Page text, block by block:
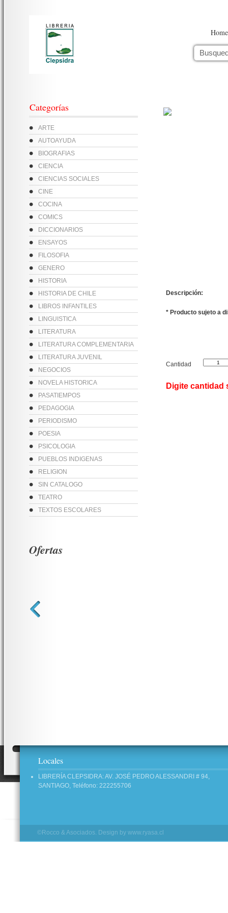
Home
Categorías
ARTE
AUTOAYUDA
BIOGRAFIAS
CIENCIA
CIENCIAS SOCIALES
CINE
COCINA
COMICS
DICCIONARIOS
ENSAYOS
FILOSOFIA
GENERO
HISTORIA
HISTORIA DE CHILE
LIBROS INFANTILES
LINGUISTICA
LITERATURA
LITERATURA COMPLEMENTARIA
LITERATURA JUVENIL
NEGOCIOS
NOVELA HISTORICA
PASATIEMPOS
PEDAGOGIA
PERIODISMO
POESIA
PSICOLOGIA
PUEBLOS INDIGENAS
RELIGION
SIN CATALOGO
TEATRO
TEXTOS ESCOLARES
Descripción:
* Producto sujeto a
Cantidad
Digite
Ofertas
Locales
LIBRERÍA CLEPSIDRA: AV. JOSÉ PEDRO ALESSANDRI # 94,
SANTIAGO, Teléfono: 222255706
©Rocco & Asociados. Design by www.ryasa.cl